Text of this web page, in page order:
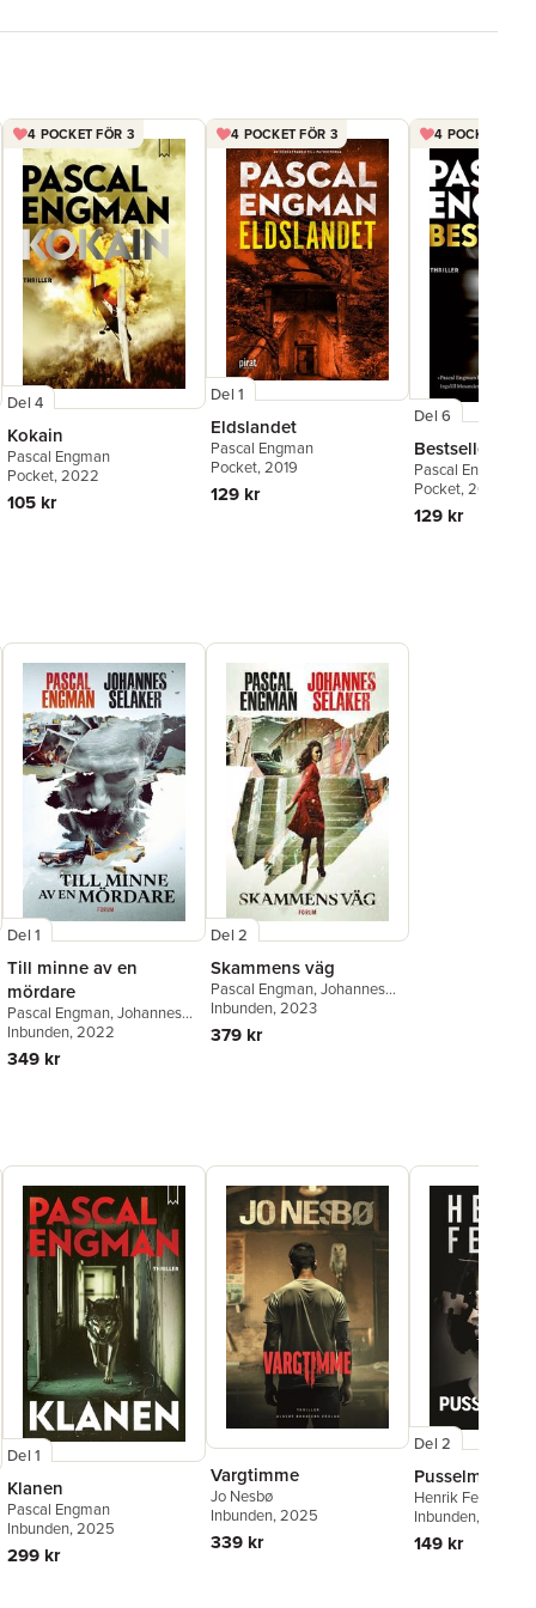
4 POCKET FÖR 3
Del 4
Kokain
Pascal Engman
Pocket, 2022
105 kr
4 POCKET FÖR 3
Del 1
Eldslandet
Pascal Engman
Pocket, 2019
129 kr
4 POCKET FÖR
Del 6
Bestseller
Pascal Engman
Pocket, 2024
129 kr
Del 1
Till minne av en
mördare
Pascal Engman,Johannes
Selåker
Inbunden, 2022
349 kr
Del 2
Skammens väg
Pascal Engman,Johannes
Selåker
Inbunden, 2023
379 kr
Del 1
Klanen
Pascal Engman
Inbunden, 2025
299 kr
Vargtimme
Jo Nesbø
Inbunden, 2025
339 kr
Del 2
Pusselmakaren
Henrik Fexeus
Inbunden, 2025
149 kr